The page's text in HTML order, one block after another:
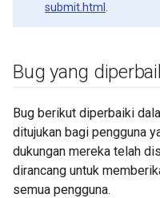
submit.html
Bug yang
Bug berikut diperbaiki
ditujukan bagi pengguna
dukungan mereka telah
dirancang untuk
semua pengguna.